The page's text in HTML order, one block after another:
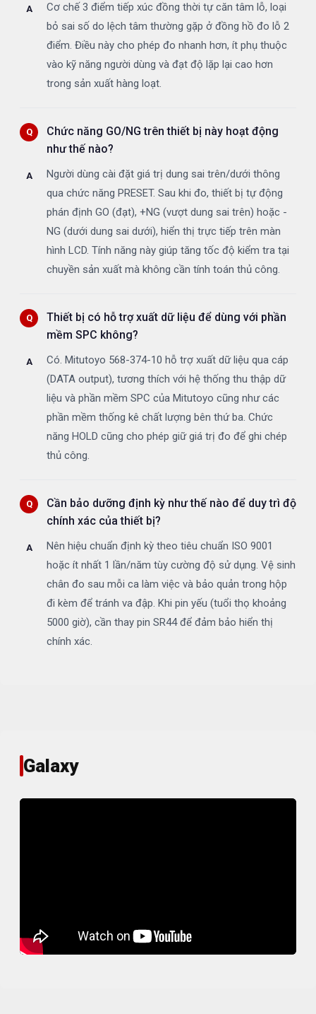
Cơ chế 3 điểm tiếp xúc đồng thời tự căn tâm lỗ, loại
bỏ sai số do lệch tâm thường gặp ở đồng hồ đo lỗ 2
điểm. Điều này cho phép đo nhanh hơn, ít phụ thuộc
vào kỹ năng người dùng và đạt độ lặp lại cao hơn
trong sản xuất hàng loạt.
Chức năng GO/NG trên thiết bị này hoạt động
như thế nào?
Người dùng cài đặt giá trị dung sai trên/dưới thông
qua chức năng PRESET. Sau khi đo, thiết bị tự động
phán định GO (đạt), +NG (vượt dung sai trên) hoặc -
NG (dưới dung sai dưới), hiển thị trực tiếp trên màn
hình LCD. Tính năng này giúp tăng tốc độ kiểm tra tại
chuyền sản xuất mà không cần tính toán thủ công.
Thiết bị có hỗ trợ xuất dữ liệu để dùng với phần
mềm SPC không?
Có. Mitutoyo 568-374-10 hỗ trợ xuất dữ liệu qua cáp
(DATA output), tương thích với hệ thống thu thập dữ
liệu và phần mềm SPC của Mitutoyo cũng như các
phần mềm thống kê chất lượng bên thứ ba. Chức
năng HOLD cũng cho phép giữ giá trị đo để ghi chép
thủ công.
Cần bảo dưỡng định kỳ như thế nào để duy trì độ
chính xác của thiết bị?
Nên hiệu chuẩn định kỳ theo tiêu chuẩn ISO 9001
hoặc ít nhất 1 lần/năm tùy cường độ sử dụng. Vệ sinh
chân đo sau mỗi ca làm việc và bảo quản trong hộp
đi kèm để tránh va đập. Khi pin yếu (tuổi thọ khoảng
5000 giờ), cần thay pin SR44 để đảm bảo hiển thị
chính xác.
Galaxy